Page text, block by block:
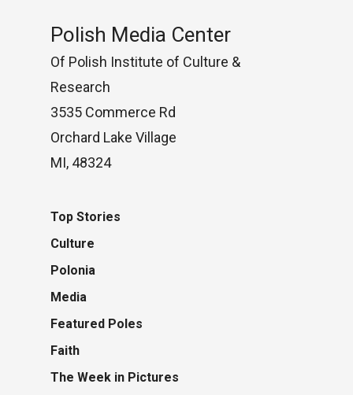
Polish Media Center
Of Polish Institute of Culture &
Research
3535 Commerce Rd
Orchard Lake Village
MI, 48324
Top Stories
Culture
Polonia
Media
Featured Poles
Faith
The Week in Pictures